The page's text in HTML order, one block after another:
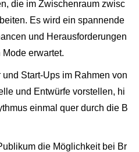
die im Zwischenraum zwisc
Es wird ein spannende
und Herausforderungen
erwartet.
Start-Ups im Rahmen von
und Entwürfe vorstellen, hi
einmal quer durch die B
die Möglichkeit bei Br